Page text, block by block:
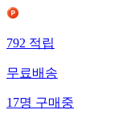
792적립
무료배송
17명구매중